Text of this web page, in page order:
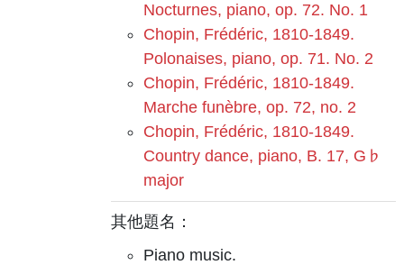
Nocturnes, piano, op. 72. No. 1
Chopin, Frédéric, 1810-1849.
Polonaises, piano, op. 71. No. 2
Chopin, Frédéric, 1810-1849.
Marche funèbre, op. 72, no. 2
Chopin, Frédéric, 1810-1849.
Country dance, piano, B. 17, G♭
major
其他題名：
Piano music.